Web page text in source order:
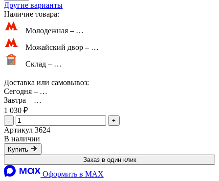
Другие варианты
Наличие товара:
Молодежная – …
Можайский двор – …
Склад – …
Доставка или самовывоз:
Сегодня – …
Завтра – …
1 030 ₽
- +
Артикул 3624
В наличии
Купить
Заказ в один клик
Оформить в MAX